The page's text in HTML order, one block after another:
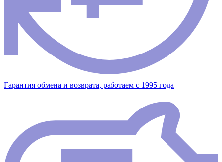
Гарантия обмена и возврата, работаем с 1995 года